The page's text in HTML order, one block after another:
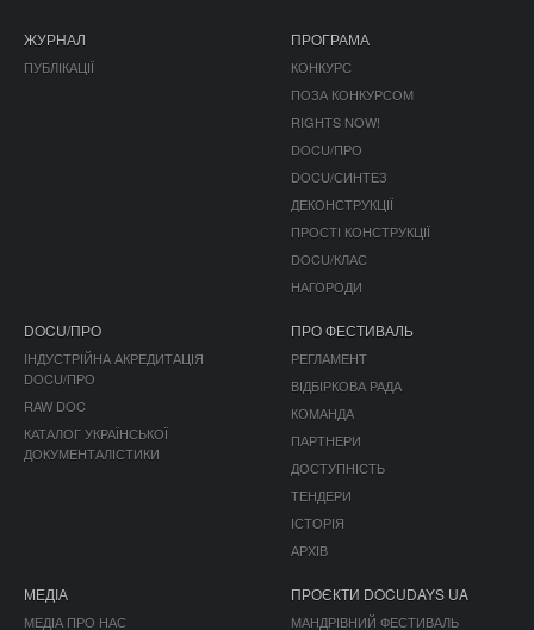
ЖУРНАЛ
ПУБЛІКАЦІЇ
ПРОГРАМА
КОНКУРС
ПОЗА КОНКУРСОМ
RIGHTS NOW!
DOCU/ПРО
DOCU/СИНТЕЗ
ДЕКОНСТРУКЦІЇ
ПРОСТІ КОНСТРУКЦІЇ
DOCU/КЛАС
НАГОРОДИ
DOCU/ПРО
ІНДУСТРІЙНА АКРЕДИТАЦІЯ
DOCU/ПРО
RAW DOC
КАТАЛОГ УКРАЇНСЬКОЇ
ДОКУМЕНТАЛІСТИКИ
ПРО ФЕСТИВАЛЬ
РЕГЛАМЕНТ
ВІДБІРКОВА РАДА
КОМАНДА
ПАРТНЕРИ
ДОСТУПНІСТЬ
ТЕНДЕРИ
ІСТОРІЯ
АРХІВ
МЕДІА
МЕДІА ПРО НАС
ПРОЄКТИ DOCUDAYS UA
МАНДРІВНИЙ ФЕСТИВАЛЬ